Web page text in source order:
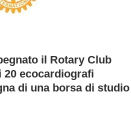
il Rotary Club
20 ecocardiografi
di una borsa di studio